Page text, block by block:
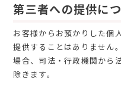
第三者への提供に
お客様からお預かりした個
提供することはありません
場合、司法・行政機関から
除きます。